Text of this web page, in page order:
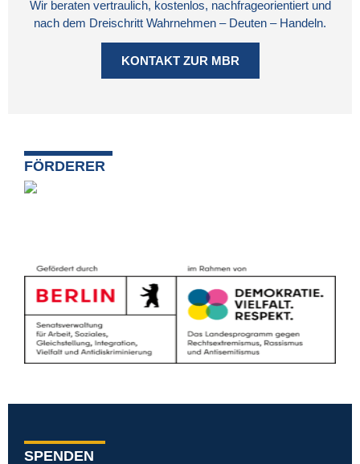
Wir beraten vertraulich, kostenlos, nachfrageorientiert und
nach dem Dreischritt Wahrnehmen – Deuten – Handeln.
KONTAKT ZUR MBR
FÖRDERER
SPENDEN